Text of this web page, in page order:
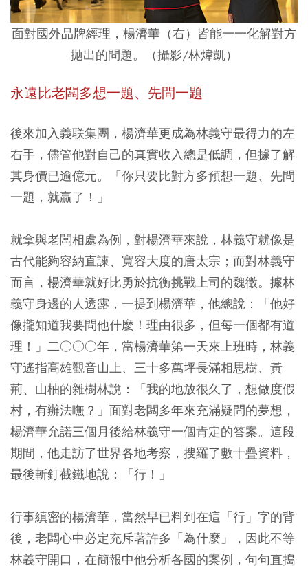
面對國外品牌經理，楊濟華（右）皆能一一化解對方
拋出的問題。（攝影/林煒凱）
永遠比老闆多想一題、先問一題
後來加入義联集團，楊濟華更成為林義守最得力的左
右手，儘管他對自己的真實收入總是低調，但據了解
其身價已逾億元。「你只要比對方多預想一題、先問
一題，就贏了！」
就拿與老闆相處為例，對楊濟華來說，林義守就像是
古代能夠容納直諫、寬容大度的唐太宗；而對林義守
而言，楊濟華就好比勇於抗衡挑戰上司的魏徵。據林
義守身邊的人透露，一提到楊濟華，他總說：「他好
像攏知道我要問他什麼！理由很多，但每一個都有道
理！」二○○○年，當楊濟華第一天來上班時，林義
守遙指高雄觀音山上、三十多萬坪長滿相思樹、黃
荊、山柚的雜樹林說：「我的地放很久了，想做度假
村，有辦法嘸？」面對老闆多年來充滿疑問的夢想，
楊濟華允諾三個月後給林義守一個肯定的答案。這段
期間，他走訪了世界各地考察，搜羅了數十疊資料，
最後斬釘截鐵地說：「行！」
行事縝密的楊濟華，當然早已料到在這「行」字的背
後，老闆心中必定充斥著許多「為什麼」，因此不等
林義守開口，在簡報中他分析各國的案例，句句直搗